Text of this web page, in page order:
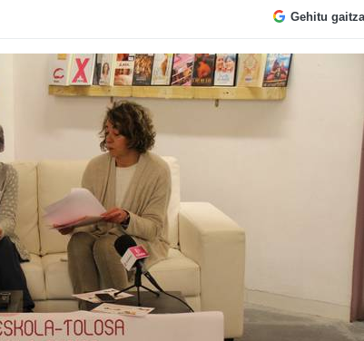
Gehitu